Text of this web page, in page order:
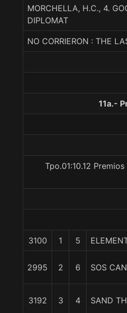
MORCHELLA, H.C., 4.
DIPLOMAT
NO CORRIERON : THE
11a.-
Tpo.01:10.12
3100 1 5
2995 2 6 SOS
3192 3 4 SAND